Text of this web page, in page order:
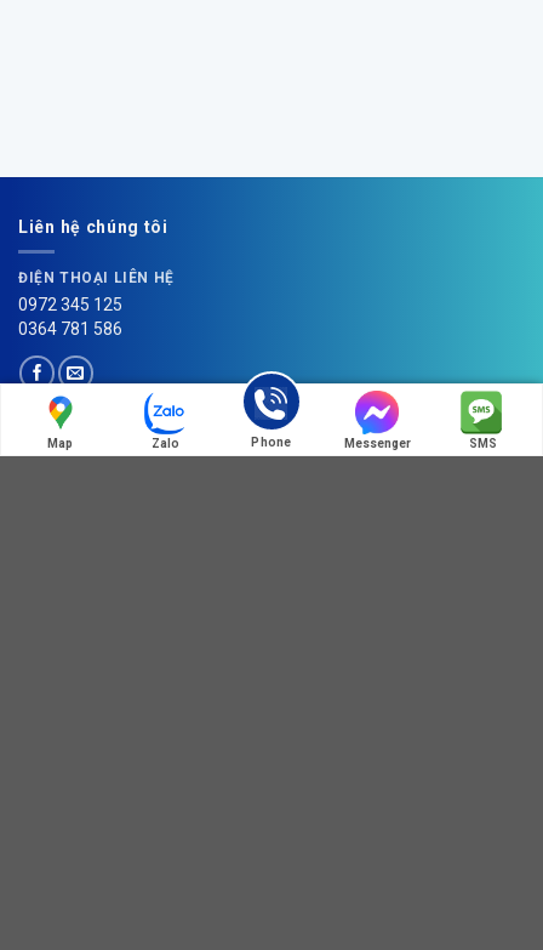
Map Zalo Phone Messenger SMS
Liên hệ chúng tôi
ĐIỆN THOẠI LIÊN HỆ
0972 345 125
0364 781 586